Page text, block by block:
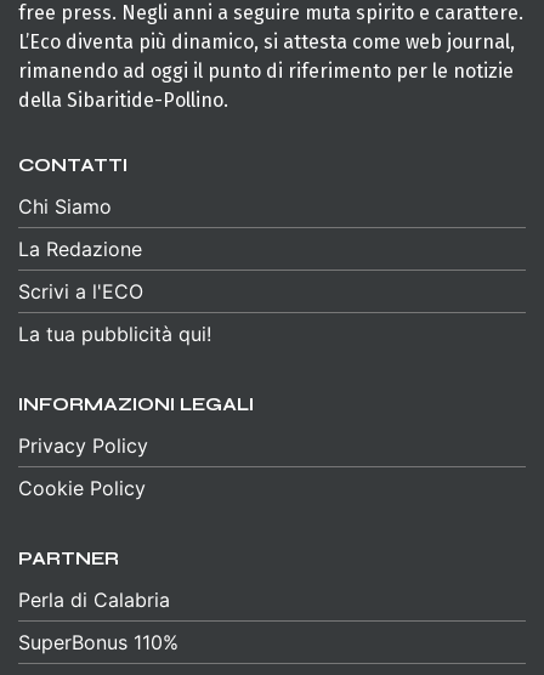
free press. Negli anni a seguire muta spirito e carattere.
L’Eco diventa più dinamico, si attesta come web journal,
rimanendo ad oggi il punto di riferimento per le notizie
della Sibaritide-Pollino.
CONTATTI
Chi Siamo
La Redazione
Scrivi a l'ECO
La tua pubblicità qui!
INFORMAZIONI LEGALI
Privacy Policy
Cookie Policy
PARTNER
Perla di Calabria
SuperBonus 110%